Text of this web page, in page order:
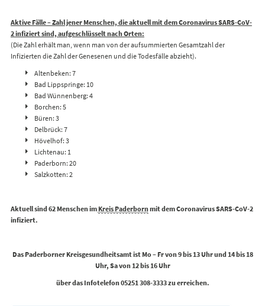
Aktive Fälle – Zahl jener Menschen, die aktuell mit dem Coronavirus SARS-CoV-
2 infiziert sind, aufgeschlüsselt nach Orten:
(Die Zahl erhält man, wenn man von der aufsummierten Gesamtzahl der
Infizierten die Zahl der Genesenen und die Todesfälle abzieht).
Altenbeken: 7
Bad Lippspringe: 10
Bad Wünnenberg: 4
Borchen: 5
Büren: 3
Delbrück: 7
Hövelhof: 3
Lichtenau: 1
Paderborn: 20
Salzkotten: 2
Aktuell sind 62 Menschen im Kreis Paderbornmit dem Coronavirus SARS-CoV-2
infiziert.
Das Paderborner Kreisgesundheitsamt ist Mo – Fr von 9 bis 13 Uhr und 14 bis 18
Uhr, Sa von 12 bis 16 Uhr
über das Infotelefon 05251 308-3333 zu erreichen.